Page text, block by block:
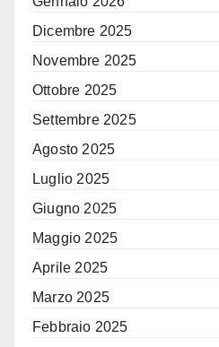
Dicembre 2025
Novembre 2025
Ottobre 2025
Settembre 2025
Agosto 2025
Luglio 2025
Giugno 2025
Maggio 2025
Aprile 2025
Marzo 2025
Febbraio 2025